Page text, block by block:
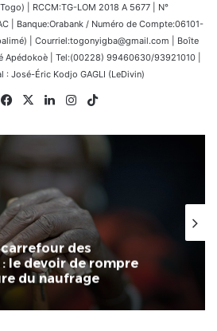
| RCCM:TG-LOM 2018 A 5677 | N°
| Banque:Orabank / Numéro de Compte:06101-
| Courriel:togonyigba@gmail.com | Boîte
| Tel:(00228) 99460630/93921010 |
: José-Éric Kodjo GAGLI (LeDivin)
WebsiteFacebook
X LinkedinInstagram
carrefour des
le devoir de rompre
du naufrage